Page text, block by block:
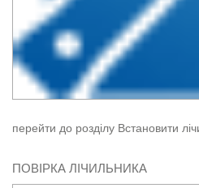
перейти до розділу встановити
ПОВІРКА ЛІЧИЛЬНИКА